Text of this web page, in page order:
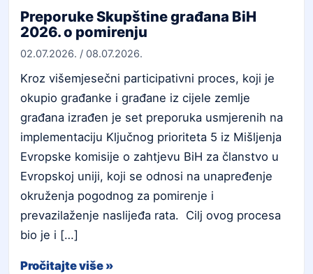
Preporuke Skupštine građana BiH
2026. o pomirenju
02.07.2026. / 08.07.2026.
Kroz višemjesečni participativni proces, koji je
okupio građanke i građane iz cijele zemlje
građana izrađen je set preporuka usmjerenih na
implementaciju Ključnog prioriteta 5 iz Mišljenja
Evropske komisije o zahtjevu BiH za članstvo u
Evropskoj uniji, koji se odnosi na unapređenje
okruženja pogodnog za pomirenje i
prevazilaženje naslijeđa rata. Cilj ovog procesa
bio je i […]
Pročitajte više »